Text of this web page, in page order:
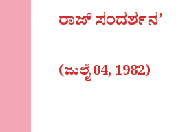
ರಾಜ್ ಸಂದರ್ಶನ’
(ಜುಲೈ 04, 1982)